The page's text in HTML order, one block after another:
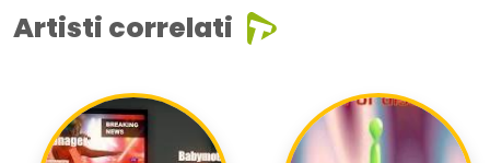
Artisti correlati